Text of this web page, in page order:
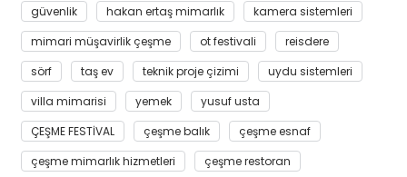
güvenlik
hakan ertaş mimarlık
kamera sistemleri
mimari müşavirlik çeşme
ot festivali
reisdere
sörf
taş ev teknik proje çizimi
uydu sistemleri
villa mimarisi
yemek
yusuf usta
ÇEŞME FESTİVAL
çeşme balık
çeşme esnaf
çeşme mimarlık hizmetleri
çeşme restoran